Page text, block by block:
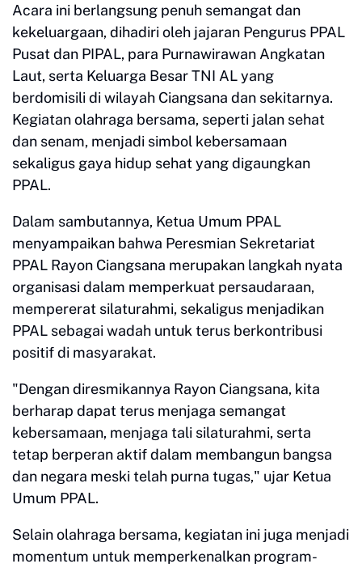
Acara ini berlangsung penuh semangat dan
kekeluargaan, dihadiri oleh jajaran Pengurus PPAL
Pusat dan PIPAL, para Purnawirawan Angkatan
Laut, serta Keluarga Besar TNI AL yang
berdomisili di wilayah Ciangsana dan sekitarnya.
Kegiatan olahraga bersama, seperti jalan sehat
dan senam, menjadi simbol kebersamaan
sekaligus gaya hidup sehat yang digaungkan
PPAL.
Dalam sambutannya, Ketua Umum PPAL
menyampaikan bahwa Peresmian Sekretariat
PPAL Rayon Ciangsana merupakan langkah nyata
organisasi dalam memperkuat persaudaraan,
mempererat silaturahmi, sekaligus menjadikan
PPAL sebagai wadah untuk terus berkontribusi
positif di masyarakat.
"Dengan diresmikannya Rayon Ciangsana, kita
berharap dapat terus menjaga semangat
kebersamaan, menjaga tali silaturahmi, serta
tetap berperan aktif dalam membangun bangsa
dan negara meski telah purna tugas," ujar Ketua
Umum PPAL.
Selain olahraga bersama, kegiatan ini juga menjadi
momentum untuk memperkenalkan program-